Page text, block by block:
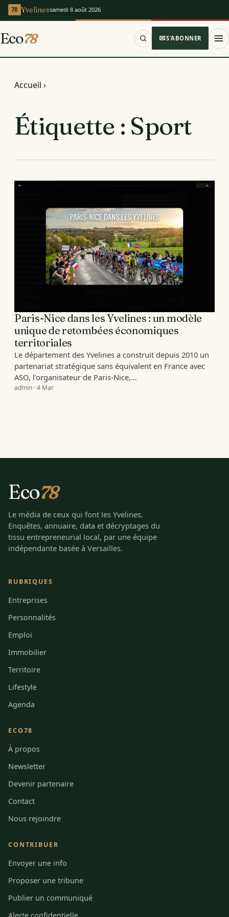
Yvelinessamedi 8 août 2026
Eco78 S'ABONNER
Accueil ›
Étiquette : Sport
Paris-Nice dans les Yvelines : un modèle
unique de retombées économiques
territoriales
Le département des Yvelines a construit depuis 2010 un
partenariat stratégique sans équivalent en France avec
ASO, l’organisateur de Paris-Nice,…
admin · 4 Mar
Eco78
Le média de ceux qui font les Yvelines.
Enquêtes, annuaire, data et décryptages du
tissu entrepreneurial local, par une équipe
indépendante basée à Versailles.
RUBRIQUES
Entreprises
Personnalités
Emploi
Immobilier
Territoire
Lifestyle
Agenda
ECO78
À propos
Newsletter
Devenir partenaire
Contact
Nous rejoindre
CONTRIBUER
Envoyer une info
Proposer une tribune
Publier un communiqué